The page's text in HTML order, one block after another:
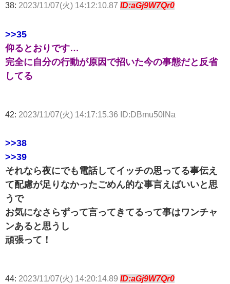
38: 2023/11/07(火) 14:12:10.87 ID:aGj9W7Qr0
>>35
仰るとおりです…
完全に自分の行動が原因で招いた今の事態だと反省
してる
42: 2023/11/07(火) 14:17:15.36 ID:DBmu50lNa
>>38
>>39
それなら夜にでも電話してイッチの思ってる事伝え
て配慮が足りなかったごめん的な事言えばいいと思
うで
お気になさらずって言ってきてるって事はワンチャ
ンあると思うし
頑張って！
44: 2023/11/07(火) 14:20:14.89 ID:aGj9W7Qr0